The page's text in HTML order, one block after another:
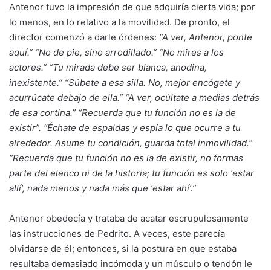
Antenor tuvo la impresión de que adquiría cierta vida; por
lo menos, en lo relativo a la movilidad. De pronto, el
director comenzó a darle órdenes: “A ver, Antenor, ponte
aquí.” “No de pie, sino arrodillado.” “No mires a los
actores.” “Tu mirada debe ser blanca, anodina,
inexistente.” “Súbete a esa silla. No, mejor encógete y
acurrúcate debajo de ella.” “A ver, ocúltate a medias detrás
de esa cortina.” “Recuerda que tu función no es la de
existir”. “Échate de espaldas y espía lo que ocurre a tu
alrededor. Asume tu condición, guarda total inmovilidad.”
“Recuerda que tu función no es la de existir, no formas
parte del elenco ni de la historia; tu función es solo ‘estar
allí’, nada menos y nada más que ‘estar ahí’.”
Antenor obedecía y trataba de acatar escrupulosamente
las instrucciones de Pedrito. A veces, este parecía
olvidarse de él; entonces, si la postura en que estaba
resultaba demasiado incómoda y un músculo o tendón le